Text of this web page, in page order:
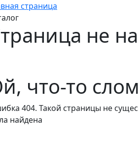
страница
не
что-то
404. Такой страницы не
найдена